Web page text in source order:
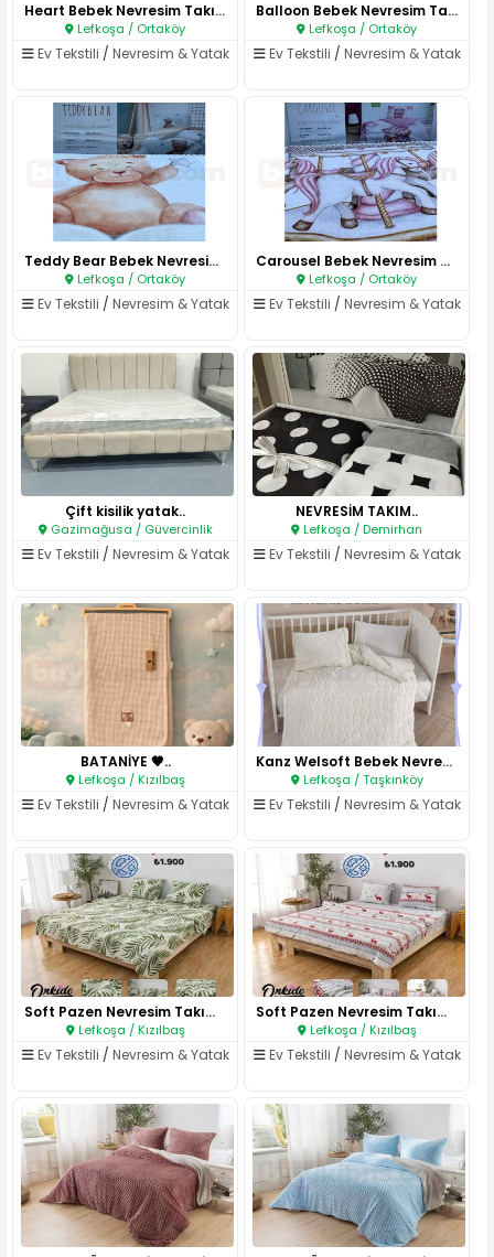
Heart Bebek Nevresim Takımı..
Lefkoşa / Ortaköy
Ev Tekstili / Nevresim & Yatak
Balloon Bebek Nevresim Takımı..
Lefkoşa / Ortaköy
Ev Tekstili / Nevresim & Yatak
Teddy Bear Bebek Nevresim Takı..
Lefkoşa / Ortaköy
Ev Tekstili / Nevresim & Yatak
Carousel Bebek Nevresim Takımı..
Lefkoşa / Ortaköy
Ev Tekstili / Nevresim & Yatak
Çift kisilik yatak..
Gazimağusa / Güvercinlik
Ev Tekstili / Nevresim & Yatak
NEVRESİM TAKIM..
Lefkoşa / Demirhan
Ev Tekstili / Nevresim & Yatak
BATANİYE 🤎..
Lefkoşa / Kızılbaş
Ev Tekstili / Nevresim & Yatak
Kanz Welsoft Bebek Nevresim Ta..
Lefkoşa / Taşkınköy
Ev Tekstili / Nevresim & Yatak
Soft Pazen Nevresim Takımı / s..
Lefkoşa / Kızılbaş
Ev Tekstili / Nevresim & Yatak
Soft Pazen Nevresim Takımı / s..
Lefkoşa / Kızılbaş
Ev Tekstili / Nevresim & Yatak